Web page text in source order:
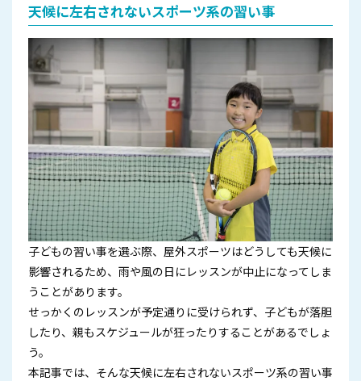
天候に左右されないスポーツ系の習い事
子どもの習い事を選ぶ際、屋外スポーツはどうしても天候に
影響されるため、雨や風の日にレッスンが中止になってしま
うことがあります。
せっかくのレッスンが予定通りに受けられず、子どもが落胆
したり、親もスケジュールが狂ったりすることがあるでしょ
う。
本記事では、そんな天候に左右されないスポーツ系の習い事